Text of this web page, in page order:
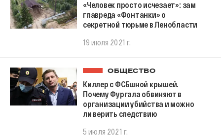
«Человек просто исчезает»: зам
главреда «Фонтанки» о
секретной тюрьме в Ленобласти
19 июля 2021 г.
ОБЩЕСТВО
Киллер с ФСБшной крышей.
Почему Фургала обвиняют в
организации убийства и можно
ли верить следствию
5 июля 2021 г.